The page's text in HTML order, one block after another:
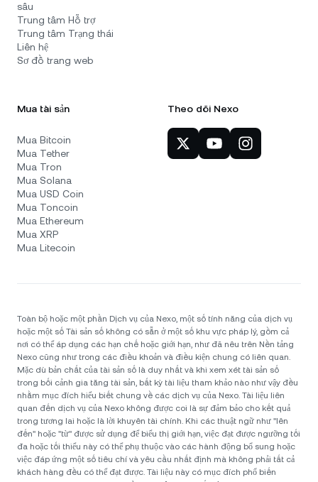
sâu
Trung tâm Hỗ trợ
Trung tâm Trạng thái
Liên hệ
Sơ đồ trang web
Mua tài sản
Mua Bitcoin
Mua Tether
Mua Tron
Mua Solana
Mua USD Coin
Mua Toncoin
Mua Ethereum
Mua XRP
Mua Litecoin
Theo dõi Nexo
Toàn bộ hoặc một phần Dịch vụ của Nexo, một số tính năng của dịch vụ
hoặc một số Tài sản số không có sẵn ở một số khu vực pháp lý, gồm cả
nơi có thể áp dụng các hạn chế hoặc giới hạn, như đã nêu trên Nền tảng
Nexo cũng như trong các điều khoản và điều kiện chung có liên quan.
Mặc dù bản chất của tài sản số là duy nhất và khi xem xét tài sản số
trong bối cảnh gia tăng tài sản, bất kỳ tài liệu tham khảo nào như vậy đều
nhằm mục đích hiểu biết chung về các dịch vụ của Nexo. Tài liệu liên
quan đến dịch vụ của Nexo không được coi là sự đảm bảo cho kết quả
trong tương lai hoặc là lời khuyên tài chính. Khi các thuật ngữ như "lên
đến" hoặc "từ" được sử dụng để biểu thị giới hạn, việc đạt được ngưỡng tối
đa hoặc tối thiểu này có thể phụ thuộc vào các hành động bổ sung hoặc
việc đáp ứng một số tiêu chí và yêu cầu nhất định mà không phải tất cả
khách hàng đều có thể đạt được. Tài liệu này có mục đích phổ biến